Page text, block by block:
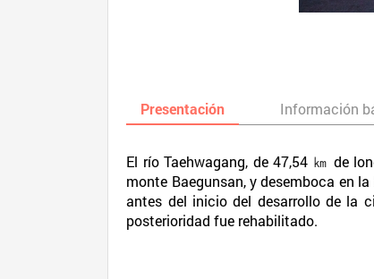
Presentación Información
El río Taehwagang, de 47,54 ㎞ de
monte Baegunsan, y desemboca en
antes del inicio del desarrollo de la
posterioridad fue rehabilitado.